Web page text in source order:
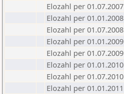
Elozahl per 01.07.2007
Elozahl per 01.01.2008
Elozahl per 01.07.2008
Elozahl per 01.01.2009
Elozahl per 01.07.2009
Elozahl per 01.01.2010
Elozahl per 01.07.2010
Elozahl per 01.01.2011